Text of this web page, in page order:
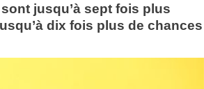
jusqu’à sept fois plus
dix fois plus de chances